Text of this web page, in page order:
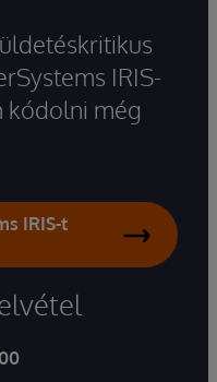
IRIS-
kódolni még
IRIS-t